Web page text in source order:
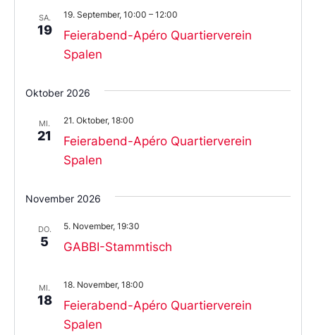
SA.
19
Feierabend-Apéro Quartierverein
Spalen
19. September, 10:00 – 12:00
Oktober 2026
MI.
21
Feierabend-Apéro Quartierverein
Spalen
21. Oktober, 18:00
November 2026
DO.
5 GABBI-Stammtisch
5. November, 19:30
MI.
18
Feierabend-Apéro Quartierverein
Spalen
18. November, 18:00